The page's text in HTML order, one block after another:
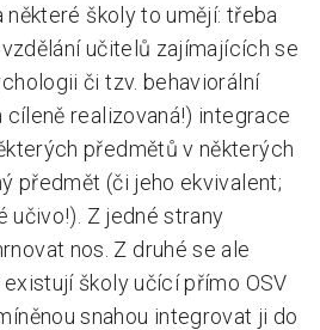
školy to umějí: třeba
učitelů zajímajících se
či tzv. behaviorální
cíleně realizovaná!) integrace
předmětů v některých
předmět (či jeho ekvivalent;
učivo!). Z jedné strany
nos. Z druhé se ale
školy učící přímo OSV
snahou integrovat ji do